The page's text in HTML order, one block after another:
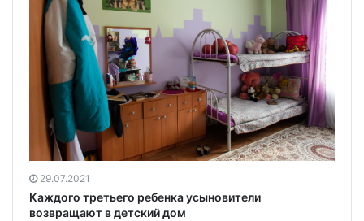
29.07.2021
Каждого третьего ребенка усыновители
возвращают в детский дом